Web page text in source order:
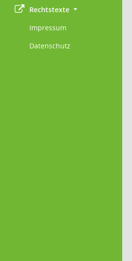
Rechtstexte
Impressum
Datenschutz